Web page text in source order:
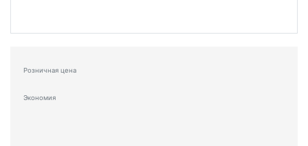
Розничная цена
Экономия